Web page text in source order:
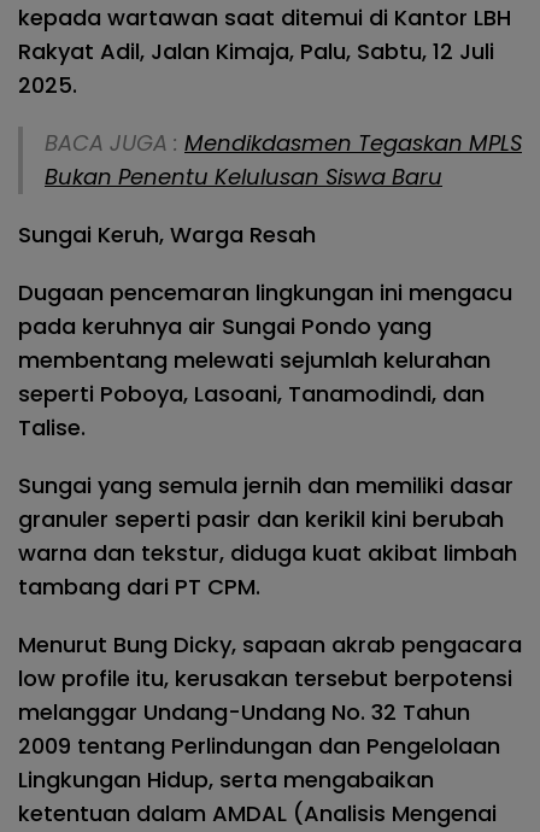
kepada wartawan saat ditemui di Kantor LBH
Rakyat Adil, Jalan Kimaja, Palu, Sabtu, 12 Juli
2025.
BACA JUGA : Mendikdasmen Tegaskan MPLS
Bukan Penentu Kelulusan Siswa Baru
Sungai Keruh, Warga Resah
Dugaan pencemaran lingkungan ini mengacu
pada keruhnya air Sungai Pondo yang
membentang melewati sejumlah kelurahan
seperti Poboya, Lasoani, Tanamodindi, dan
Talise.
Sungai yang semula jernih dan memiliki dasar
granuler seperti pasir dan kerikil kini berubah
warna dan tekstur, diduga kuat akibat limbah
tambang dari PT CPM.
Menurut Bung Dicky, sapaan akrab pengacara
low profile itu, kerusakan tersebut berpotensi
melanggar Undang-Undang No. 32 Tahun
2009 tentang Perlindungan dan Pengelolaan
Lingkungan Hidup, serta mengabaikan
ketentuan dalam AMDAL (Analisis Mengenai